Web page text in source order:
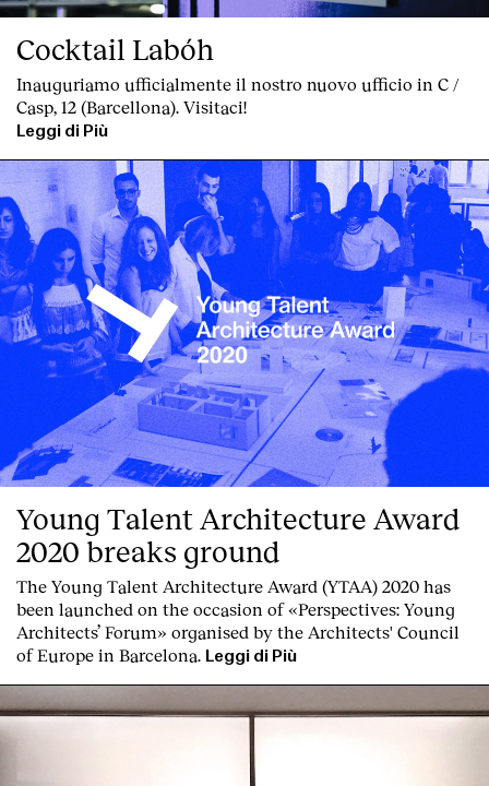
Clienti
Cocktail Labóh
Inauguriamo ufficialmente il nostro nuovo ufficio in C /
Casp, 12 (Barcellona). Visitaci!
Leggi di Più
Young Talent Architecture Award
2020 breaks ground
The Young Talent Architecture Award (YTAA) 2020 has
been launched on the occasion of «Perspectives: Young
Architects’ Forum» organised by the Architects' Council
of Europe in Barcelona. Leggi di Più